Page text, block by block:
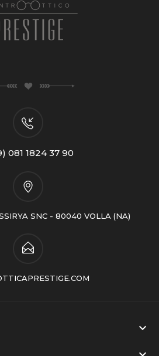
081 1824 37 90
SNC - 80040 VOLLA (NA)
